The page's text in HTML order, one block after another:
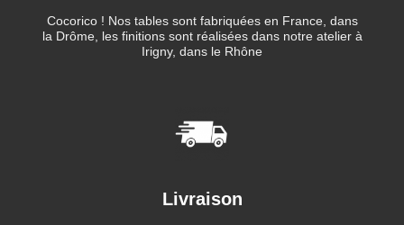
Cocorico ! Nos tables sont fabriquées en France, dans
la Drôme, les finitions sont réalisées dans notre atelier à
Irigny, dans le Rhône
Livraison